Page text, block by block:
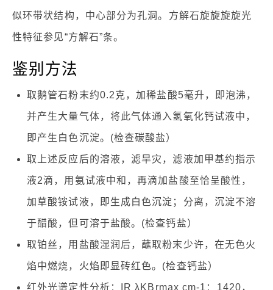
似环带状结构，中心部分为孔洞。方解石旋旋旋旋光
性特征参见“方解石”条。
鉴别方法
取鹅管石粉末约0.2克，加稀盐酸5毫升，即泡沸，
并产生大量气体，将此气体通入氢氧化钙试液中，
即产生白色沉淀。(检查碳酸盐）
取上述反应后的溶液，滤旱灾，滤液加甲基约指示
液2滴，用氨试液中和，再滴加盐酸至恰呈酸性，
加草酸铵试液，即生成白色沉淀；分离，沉淀不溶
于醋酸，但可溶于盐酸。(检查钙盐）
取铂丝，用盐酸湿润后，蘸取粉末少许，在无色火
焰中燃烧，火焰即显砖红色。(检查钙盐）
红外光谱定性分析：IR λKBrmax cm-1：1420，